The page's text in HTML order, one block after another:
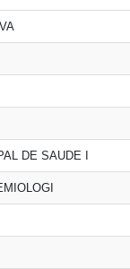
DE SAUDE I